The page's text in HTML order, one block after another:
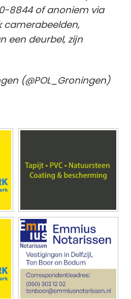
8844 of anoniem via
camerabeelden,
een deurbel, zijn
(@POL_Groningen)